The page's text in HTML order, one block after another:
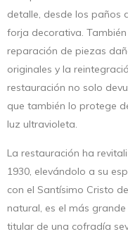
detalle, desde los paños
forja decorativa.
reparación de piezas
originales y la
restauración no solo
que también lo protege
luz ultravioleta.
La restauración ha
1930, elevándolo a su
con el Santísimo Cristo
natural, es el más
titular de una cofradía